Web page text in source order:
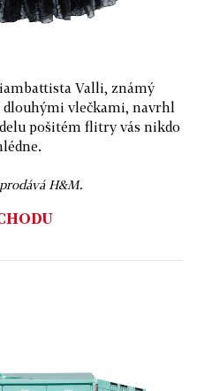
Valli, známý
vlečkami, navrhl
pošitém flitry vás nikdo
H&M.